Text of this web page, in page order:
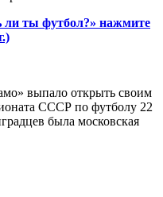
ли ты футбол?» нажмите
выпало открыть своим
СССР по футболу 22
была московская